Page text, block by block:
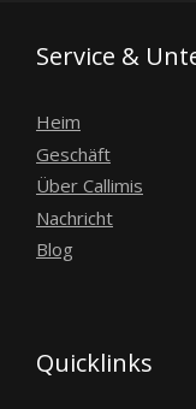
Service &
Heim
Geschäft
Über Callimis
Nachricht
Blog
Quicklinks